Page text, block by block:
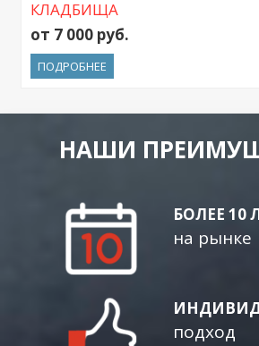
КЛАДБИЩА
от 7 000 руб.
ПОДРОБНЕЕ
НАШИ
БОЛЕЕ 10
на рынке
подход